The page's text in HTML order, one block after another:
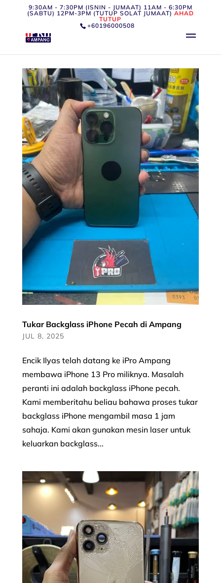
9:30AM - 7:30PM (ISNIN - JUMAAT) 11AM - 6:30PM
(SABTU) 12PM-3PM (TUTUP SOLAT JUMAAT) AHAD
TUTUP
+60196000508
Tukar Backglass iPhone Pecah di Ampang
JUL 8, 2025
Encik Ilyas telah datang ke iPro Ampang
membawa iPhone 13 Pro miliknya. Masalah
peranti ini adalah backglass iPhone pecah.
Kami memberitahu beliau bahawa proses tukar
backglass iPhone mengambil masa 1 jam
sahaja. Kami akan gunakan mesin laser untuk
keluarkan backglass...